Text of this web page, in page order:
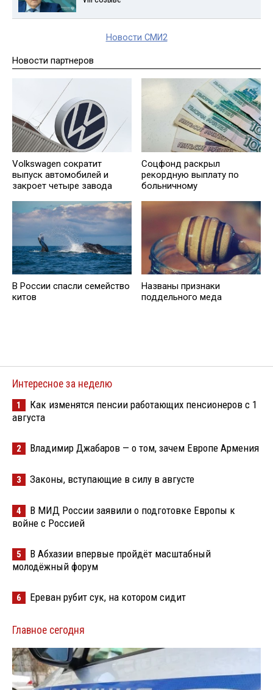
Новости СМИ2
Новости партнеров
Volkswagen сократит
выпуск автомобилей и
закроет четыре завода
Соцфонд раскрыл
рекордную выплату по
больничному
В России спасли семейство
китов
Названы признаки
поддельного меда
Интересное за неделю
1
Как изменятся пенсии работающих пенсионеров с 1
августа
2 Владимир Джабаров — о том, зачем Европе Армения
3 Законы, вступающие в силу в августе
4
В МИД России заявили о подготовке Европы к
войне с Россией
5
В Абхазии впервые пройдёт масштабный
молодёжный форум
6 Ереван рубит сук, на котором сидит
Главное сегодня